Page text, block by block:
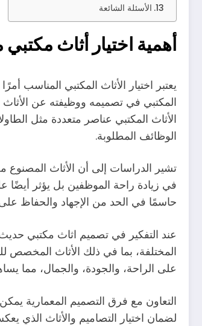
الأسئلة الشائعة
أهمية اختيار أثاث
يعتبر اختيار الأثاث المكتبي المناسب
المكتبي في تصميمه ووظيفته عن
الأثاث المكتبي عناصر متعددة مثل
الوظائف المطلوبة.
تشير الدراسات إلى أن الأثاث المصنوع
حاسمًا في الحد من الإجهاد والحفاظ
عند التفكير في تصميم اثاث مكتبي
المختلفة، بما في ذلك الأثاث المخصص
على الراحة، والجودة، والجمال، مما
التعاون مع فرق التصميم المعمارية
لضمان اختيار التصاميم والأثاث الذي